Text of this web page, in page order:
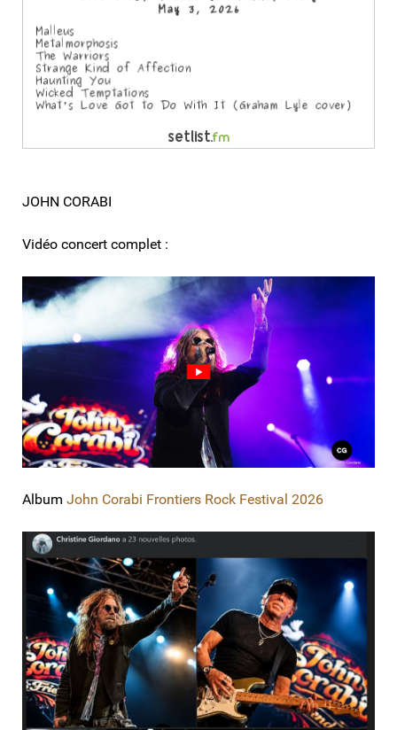
JOHN CORABI
Vidéo concert complet :
Album John Corabi Frontiers Rock Festival 2026